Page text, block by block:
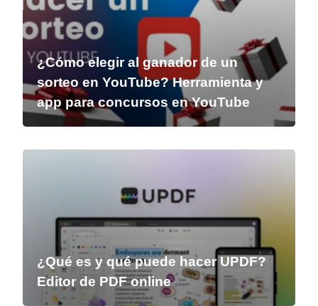
¿Cómo elegir al ganador de un
sorteo en YouTube? Herramienta y
app para concursos en YouTube
¿Qué es y qué puede hacer UPDF?
Editor de PDF online